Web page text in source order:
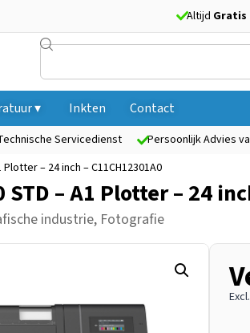
Altijd Gratis
▾ Inkten Contact
Servicedienst Persoonlijk Advies
– 24 inch – C11CH12301A0
– A1 Plotter – 24
industrie, Fotografie